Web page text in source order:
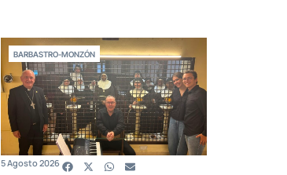
BARBASTRO-MONZÓN
5 Agosto 2026